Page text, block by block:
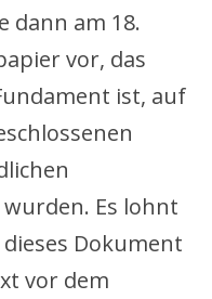
dann am 18.
vor, das
ist, auf
Es lohnt
Dokument
vor dem